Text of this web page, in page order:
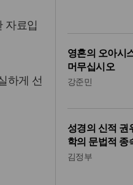
자료입
하게 선
영혼의 오아시
머무십시오
강준민
성경의 신적 권
학의 문법적 종
김정부